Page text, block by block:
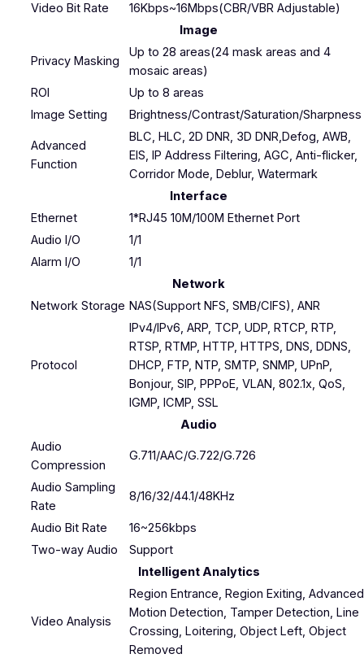
Video Bit Rate
16Kbps~16Mbps(CBR/VBR Adjustable)
Image
Privacy Masking
Up to 28 areas(24 mask areas and 4
mosaic areas)
ROI
Up to 8 areas
Image Setting
Brightness/Contrast/Saturation/Sharpness
Advanced
Function
BLC, HLC, 2D DNR, 3D DNR,Defog, AWB,
EIS, IP Address Filtering, AGC, Anti-flicker,
Corridor Mode, Deblur, Watermark
Interface
Ethernet
1*RJ45 10M/100M Ethernet Port
Audio I/O
1/1
Alarm I/O
1/1
Network
Network Storage NAS(Support NFS, SMB/CIFS), ANR
Protocol
IPv4/IPv6, ARP, TCP, UDP, RTCP, RTP,
RTSP, RTMP, HTTP, HTTPS, DNS, DDNS,
DHCP, FTP, NTP, SMTP, SNMP, UPnP,
Bonjour, SIP, PPPoE, VLAN, 802.1x, QoS,
IGMP, ICMP, SSL
Audio
Audio
Compression
G.711/AAC/G.722/G.726
Audio Sampling
Rate
8/16/32/44.1/48KHz
Audio Bit Rate
16~256kbps
Two-way Audio
Support
Intelligent Analytics
Video Analysis
Region Entrance, Region Exiting, Advanced
Motion Detection, Tamper Detection, Line
Crossing, Loitering, Object Left, Object
Removed